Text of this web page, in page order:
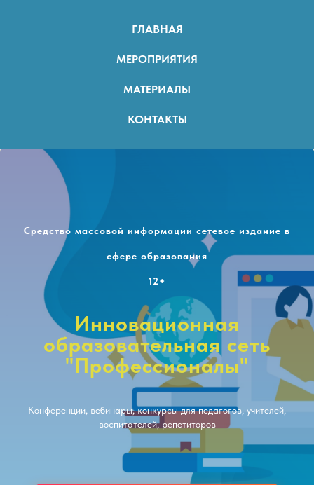
ГЛАВНАЯ
МЕРОПРИЯТИЯ
МАТЕРИАЛЫ
КОНТАКТЫ
Средство массовой информации сетевое издание в
сфере образования
12+
Инновационная
образовательная сеть
"Профессионалы"
Конференции, вебинары, конкурсы для педагогов, учителей,
воспитателей, репетиторов